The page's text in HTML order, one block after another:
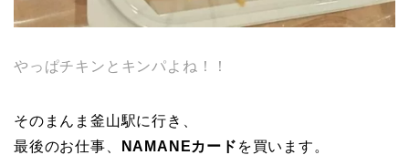
やっぱチキンとキンパよね！！
そのまんま釜山駅に行き、
最後のお仕事、
NAMANEカード を買います。